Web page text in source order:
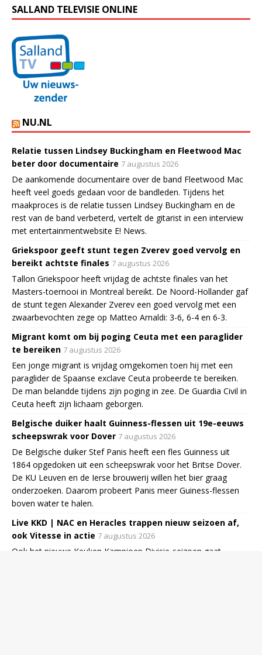
SALLAND TELEVISIE ONLINE
NU.NL
Relatie tussen Lindsey Buckingham en Fleetwood Mac
beter door documentaire 7 augustus 2026
De aankomende documentaire over de band Fleetwood Mac
heeft veel goeds gedaan voor de bandleden. Tijdens het
maakproces is de relatie tussen Lindsey Buckingham en de
rest van de band verbeterd, vertelt de gitarist in een interview
met entertainmentwebsite E! News.
Griekspoor geeft stunt tegen Zverev goed vervolg en
bereikt achtste finales 7 augustus 2026
Tallon Griekspoor heeft vrijdag de achtste finales van het
Masters-toernooi in Montreal bereikt. De Noord-Hollander gaf
de stunt tegen Alexander Zverev een goed vervolg met een
zwaarbevochten zege op Matteo Arnaldi: 3-6, 6-4 en 6-3.
Migrant komt om bij poging Ceuta met een paraglider
te bereiken 7 augustus 2026
Een jonge migrant is vrijdag omgekomen toen hij met een
paraglider de Spaanse exclave Ceuta probeerde te bereiken.
De man belandde tijdens zijn poging in zee. De Guardia Civil in
Ceuta heeft zijn lichaam geborgen.
Belgische duiker haalt Guinness-flessen uit 19e-eeuws
scheepswrak voor Dover 7 augustus 2026
De Belgische duiker Stef Panis heeft een fles Guinness uit
1864 opgedoken uit een scheepswrak voor het Britse Dover.
De KU Leuven en de Ierse brouwerij willen het bier graag
onderzoeken. Daarom probeert Panis meer Guiness-flessen
boven water te halen.
Live KKD | NAC en Heracles trappen nieuw seizoen af,
ook Vitesse in actie 7 augustus 2026
Ook het nieuwe Keuken Kampioen Divisie-seizoen gaat